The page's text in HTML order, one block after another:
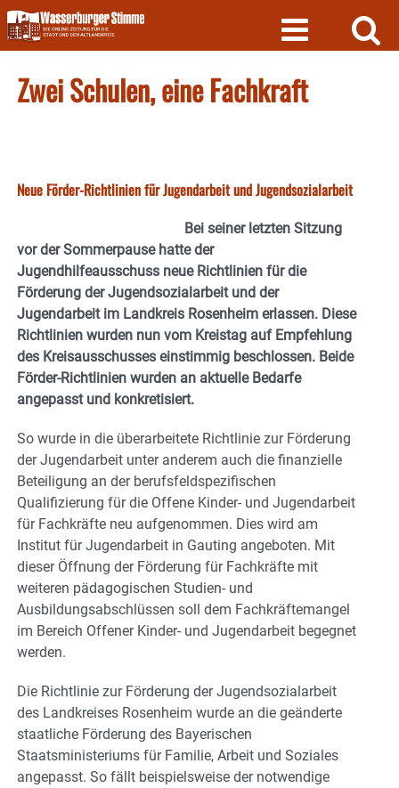
Skip
to
content
Zwei Schulen, eine Fachkraft
Neue Förder-Richtlinien für Jugendarbeit und Jugendsozialarbeit
Bei seiner letzten Sitzung
vor der Sommerpause hatte der
Jugendhilfeausschuss neue Richtlinien für die
Förderung der Jugendsozialarbeit und der
Jugendarbeit im Landkreis Rosenheim erlassen. Diese
Richtlinien wurden nun vom Kreistag auf Empfehlung
des Kreisausschusses einstimmig beschlossen. Beide
Förder-Richtlinien wurden an aktuelle Bedarfe
angepasst und konkretisiert.
So wurde in die überarbeitete Richtlinie zur Förderung
der Jugendarbeit unter anderem auch die finanzielle
Beteiligung an der berufsfeldspezifischen
Qualifizierung für die Offene Kinder- und Jugendarbeit
für Fachkräfte neu aufgenommen. Dies wird am
Institut für Jugendarbeit in Gauting angeboten. Mit
dieser Öffnung der Förderung für Fachkräfte mit
weiteren pädagogischen Studien- und
Ausbildungsabschlüssen soll dem Fachkräftemangel
im Bereich Offener Kinder- und Jugendarbeit begegnet
werden.
Die Richtlinie zur Förderung der Jugendsozialarbeit
des Landkreises Rosenheim wurde an die geänderte
staatliche Förderung des Bayerischen
Staatsministeriums für Familie, Arbeit und Soziales
angepasst. So fällt beispielsweise der notwendige